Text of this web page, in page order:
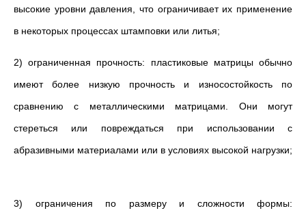
высокие уровни давления, что ограничивает их применение
в некоторых процессах штамповки или литья;
2) ограниченная прочность: пластиковые матрицы обычно
имеют более низкую прочность и износостойкость по
сравнению с металлическими матрицами. Они могут
стереться или повреждаться при использовании с
абразивными материалами или в условиях высокой нагрузки;
3) ограничения по размеру и сложности формы: